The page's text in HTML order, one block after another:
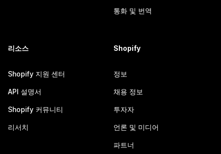
통화 및 번역
리소스
Shopify 지원 센터
API 설명서
Shopify 커뮤니티
리서치
Shopify
정보
채용 정보
투자자
언론 및 미디어
파트너